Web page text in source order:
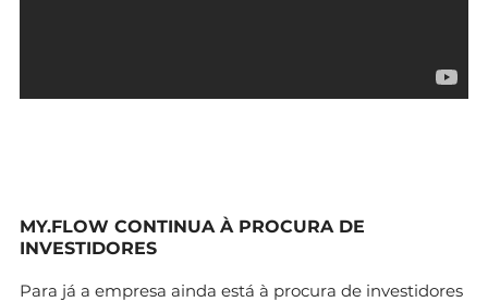
MY.FLOW CONTINUA À PROCURA DE
INVESTIDORES
Para já a empresa ainda está à procura de investidores